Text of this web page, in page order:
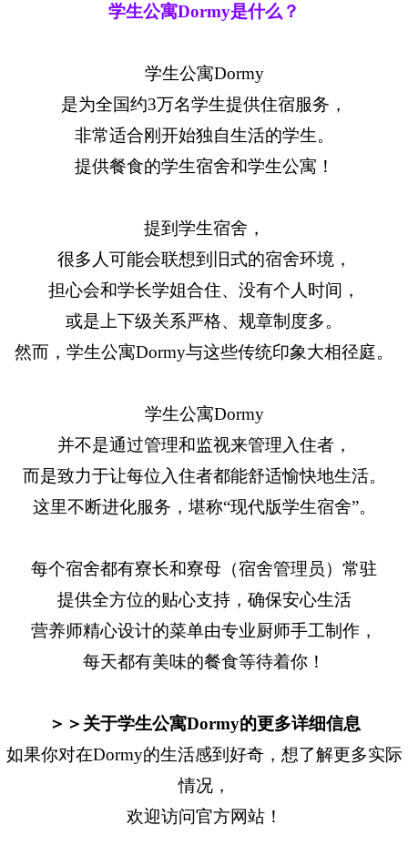
学生公寓Dormy是什么？
学生公寓Dormy
是为全国约3万名学生提供住宿服务，
非常适合刚开始独自生活的学生。
提供餐食的学生宿舍和学生公寓！
提到学生宿舍，
很多人可能会联想到旧式的宿舍环境，
担心会和学长学姐合住、没有个人时间，
或是上下级关系严格、规章制度多。
然而，学生公寓Dormy与这些传统印象大相径庭。
学生公寓Dormy
并不是通过管理和监视来管理入住者，
而是致力于让每位入住者都能舒适愉快地生活。
这里不断进化服务，堪称“现代版学生宿舍”。
每个宿舍都有寮长和寮母（宿舍管理员）常驻
提供全方位的贴心支持，确保安心生活
营养师精心设计的菜单由专业厨师手工制作，
每天都有美味的餐食等待着你！
＞＞关于学生公寓Dormy的更多详细信息
如果你对在Dormy的生活感到好奇，想了解更多实际
情况，
欢迎访问官方网站！